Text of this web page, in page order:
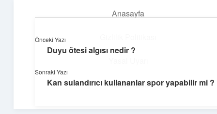
Anasayfa
Hakkımızda
Günlük Notlar
Günlük yaşama tat katan küçük bilgiler.
Önceki Yazı
Duyu ötesi algısı nedir ?
Sonraki Yazı
Kan sulandırıcı kullananlar spor yapabilir mi ?